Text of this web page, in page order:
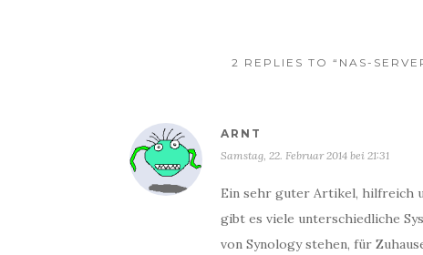
2 REPLIES TO “NAS-
ARNT
Samstag, 22. Februar 2014 bei 21:31
Ein sehr guter Artikel, hilfreich
gibt es viele unterschiedliche
von Synology stehen, für